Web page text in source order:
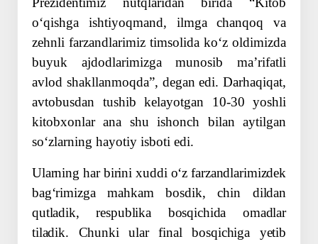
oʻqishga ishtiyoqmand, ilmga chanqoq va
zehnli farzandlarimiz timsolida koʻz oldimizda
buyuk ajdodlarimizga munosib maʼrifatli
avlod shakllanmoqda”, degan edi. Darhaqiqat,
avtobusdan tushib kelayotgan 10-30 yoshli
kitobxonlar ana shu ishonch bilan aytilgan
soʻzlarning hayotiy isboti edi.
Ularning har birini xuddi oʻz farzandlarimizdek
bagʻrimizga mahkam bosdik, chin dildan
qutladik, respub­lika bosqichida omadlar
tiladik. Chunki ular final bosqichiga yetib